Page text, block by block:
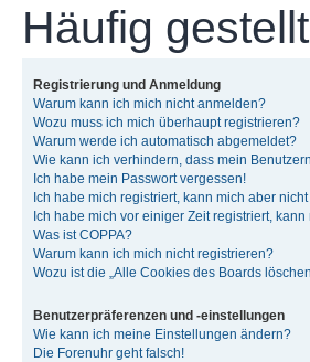
Häufig
Registrierung und Anmeldung
Warum kann ich mich nicht anmelden?
Wozu muss ich mich überhaupt registrieren?
Warum werde ich automatisch abgemeldet?
Wie kann ich verhindern, dass mein
Ich habe mein Passwort vergessen!
Ich habe mich registriert, kann mich aber
Ich habe mich vor einiger Zeit registriert,
Was ist COPPA?
Warum kann ich mich nicht registrieren?
Wozu ist die „Alle Cookies des Boards
Benutzerpräferenzen und -einstellungen
Wie kann ich meine Einstellungen ändern?
Die Forenuhr geht falsch!